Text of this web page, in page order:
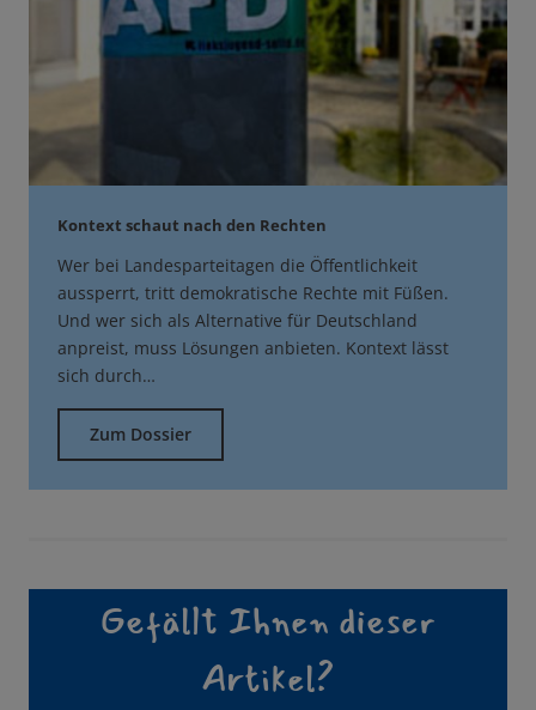
Kontext schaut nach den Rechten
Wer bei Landesparteitagen die Öffentlichkeit
aussperrt, tritt demokratische Rechte mit Füßen.
Und wer sich als Alternative für Deutschland
anpreist, muss Lösungen anbieten. Kontext lässt
sich durch…
Zum Dossier
Gefällt Ihnen dieser
Artikel?